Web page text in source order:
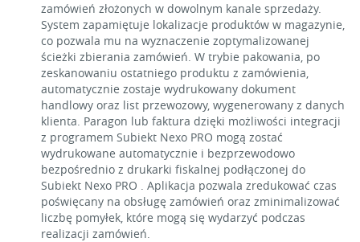
zamówień złożonych w dowolnym kanale sprzedaży.
System zapamiętuje lokalizacje produktów w magazynie,
co pozwala mu na wyznaczenie zoptymalizowanej
ścieżki zbierania zamówień. W trybie pakowania, po
zeskanowaniu ostatniego produktu z zamówienia,
automatycznie zostaje wydrukowany dokument
handlowy oraz list przewozowy, wygenerowany z danych
klienta. Paragon lub faktura dzięki możliwości integracji
z programem Subiekt Nexo PRO mogą zostać
wydrukowane automatycznie i bezprzewodowo
bezpośrednio z drukarki fiskalnej podłączonej do
Subiekt Nexo PRO . Aplikacja pozwala zredukować czas
poświęcany na obsługę zamówień oraz zminimalizować
liczbę pomyłek, które mogą się wydarzyć podczas
realizacji zamówień.